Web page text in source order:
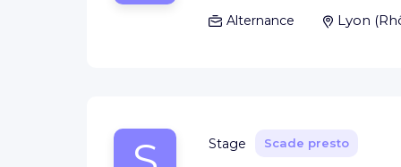
Alternance Lyon (
Stage Scade presto